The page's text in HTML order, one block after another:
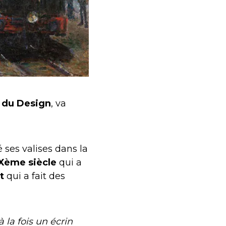
Design, va
ses valises dans la
siècle qui a
qui a fait des
la fois un écrin